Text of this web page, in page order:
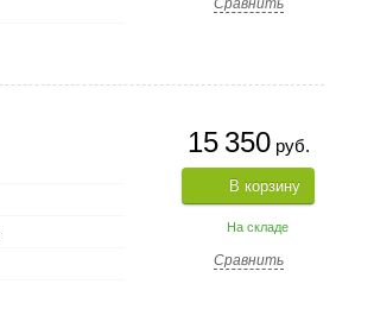
Сравнить
15 350руб.
В корзину
На складе
Сравнить